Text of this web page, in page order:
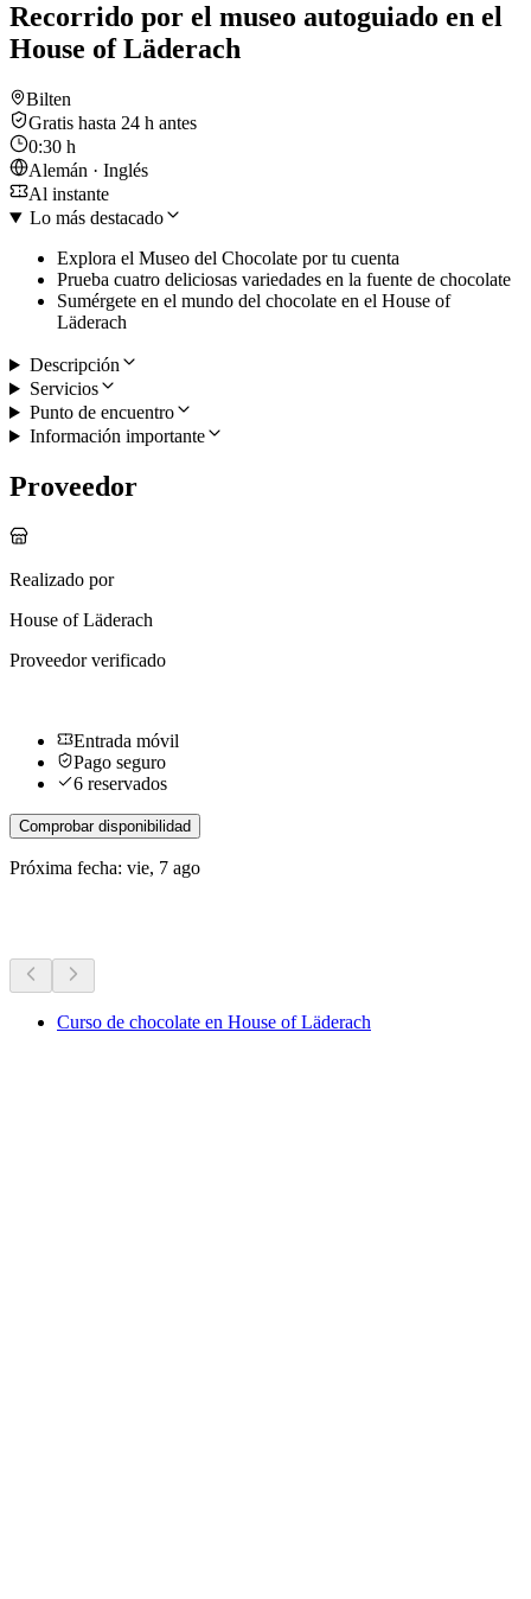
Recorrido por el museo autoguiado en el
House of Läderach
Bilten
Gratis hasta 24 h antes
0:30 h
Alemán · Inglés
Al instante
Lo más destacado
Explora el Museo del Chocolate por tu cuenta
Prueba cuatro deliciosas variedades en la fuente de chocolate
Sumérgete en el mundo del chocolate en el House of
Läderach
Descripción
Servicios
Punto de encuentro
Información importante
Proveedor
Realizado por
House of Läderach
Proveedor verificado
Entrada móvil
Pago seguro
6 reservados
Comprobar disponibilidad
Próxima fecha: vie, 7 ago
Curso de chocolate en House of Läderach